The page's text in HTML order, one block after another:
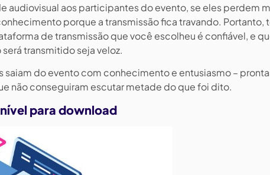
audiovisual aos participantes do evento, se eles perdem
porque a transmissão fica travando. Portanto,
de transmissão que você escolheu é confiável, e
transmitido seja veloz.
saiam do evento com conhecimento e entusiasmo –
não conseguiram escutar metade do que foi dito.
para download